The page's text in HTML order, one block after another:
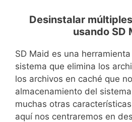
Desinstalar
usando SD
SD Maid es una
sistema que elimina los
los archivos en caché que
almacenamiento del
muchas otras
aquí nos centraremos en